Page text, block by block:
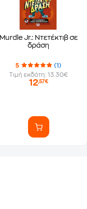
Murdle Jr.: Ντετέκτιβ σε
δράση
5
(1)
Τιμή εκδότη: 13.30€
12,57€